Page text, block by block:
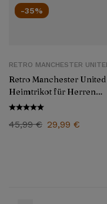
-35%
RETRO MANCHESTER
Retro Manchester United
Heimtrikot für Herren
2016/17
45,99€ 29,99 €